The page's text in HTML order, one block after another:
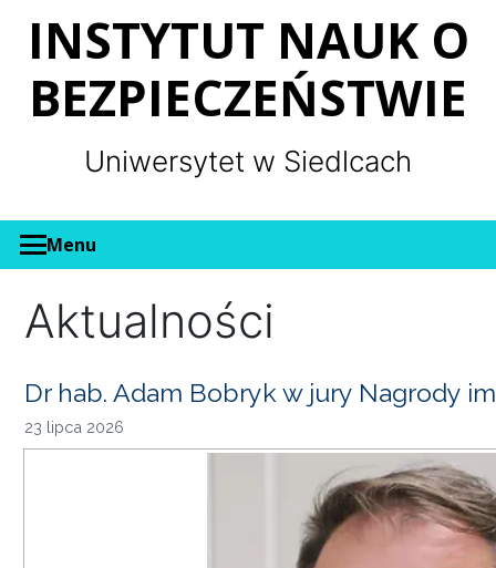
INSTYTUT NAUK O
BEZPIECZEŃSTWIE
Uniwersytet w Siedlcach
Menu
Aktualności
Dr hab. Adam Bobryk w jury Nagrody
23 lipca 2026